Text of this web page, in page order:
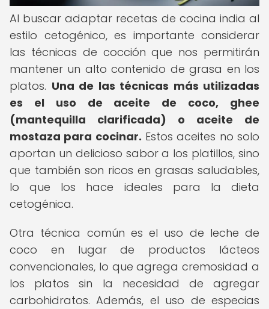
Al buscar adaptar recetas de cocina india al
estilo cetogénico, es importante considerar
las técnicas de cocción que nos permitirán
mantener un alto contenido de grasa en los
platos. Una de las técnicas más utilizadas
es el uso de aceite de coco, ghee
(mantequilla clarificada) o aceite de
mostaza para cocinar. Estos aceites no solo
aportan un delicioso sabor a los platillos, sino
que también son ricos en grasas saludables,
lo que los hace ideales para la dieta
cetogénica.
Otra técnica común es el uso de leche de
coco en lugar de productos lácteos
convencionales, lo que agrega cremosidad a
los platos sin la necesidad de agregar
carbohidratos. Además, el uso de especias